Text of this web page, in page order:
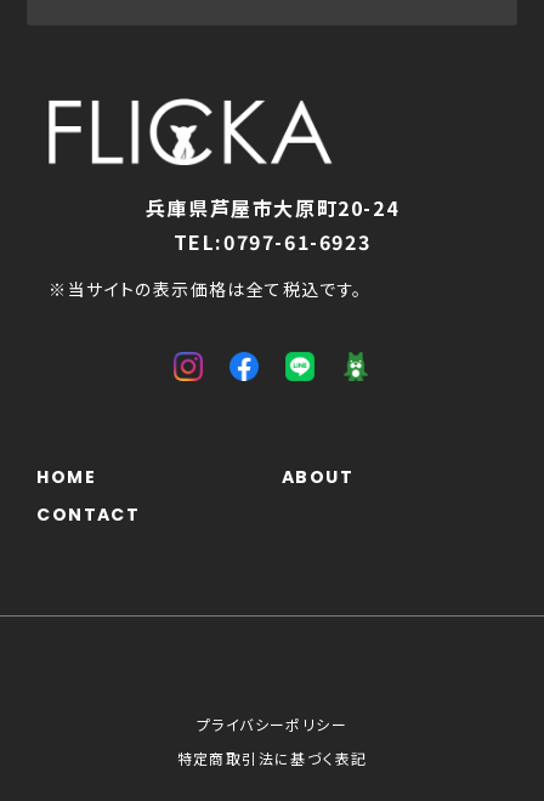
兵庫県芦屋市大原町20-24
TEL:0797-61-6923
※当サイトの表示価格は全て税込です。
HOME
ABOUT
CONTACT
プライバシーポリシー
特定商取引法に基づく表記